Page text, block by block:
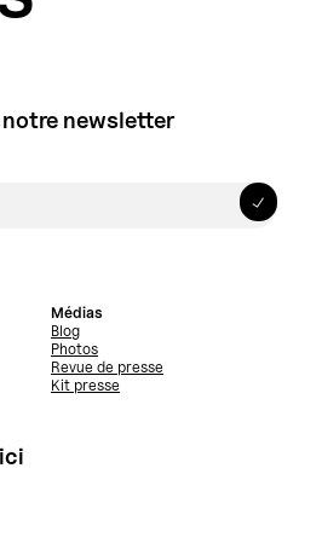
newsletter
Médias
Blog
Photos
Revue de presse
Kit presse